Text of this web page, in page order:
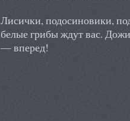
Лисички, подосиновики,
белые грибы ждут вас.
— вперед!